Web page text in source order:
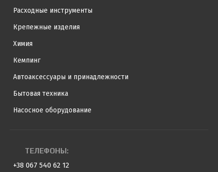
Расходные инструменты
Крепежные изделия
Химия
Кемпинг
Автоаксессуары и принадлежности
Бытовая техника
Насосное оборудование
ТЕЛЕФОНЫ:
+38 067 540 62 12